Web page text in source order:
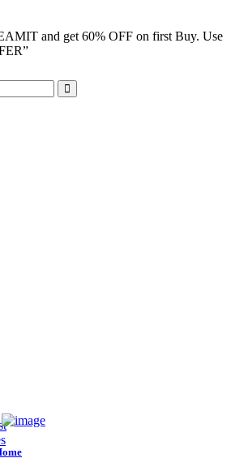
and get 60% OFF on first Buy. Use